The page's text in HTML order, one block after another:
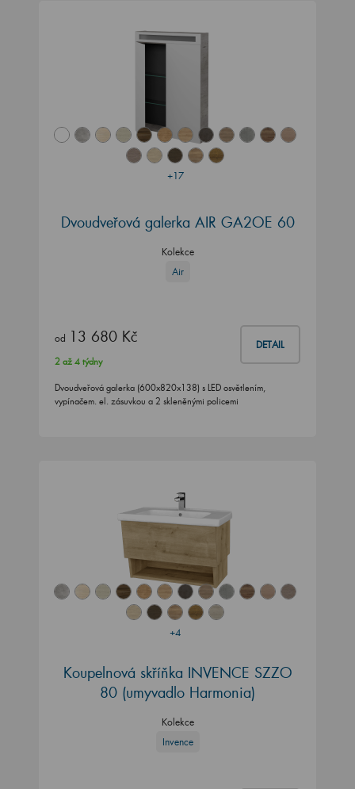
+17
Dvoudveřová galerka AIR GA2OE 60
Kolekce
Air
od 13 680 Kč DETAIL
2 až 4 týdny
Dvoudveřová galerka (600x820x138) s LED osvětlením,
vypínačem. el. zásuvkou a 2 skleněnými policemi
+4
Koupelnová skříňka INVENCE SZZO
80 (umyvadlo Harmonia)
Kolekce
Invence